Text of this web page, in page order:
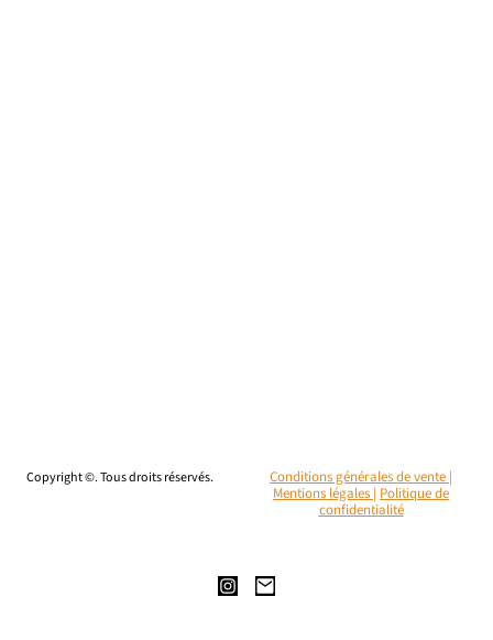
Copyright ©. Tous droits réservés.
Conditions générales de vente |
Mentions légales | Politique de
confidentialité